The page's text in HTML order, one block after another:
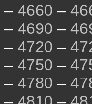
– 4660 –
– 4690 –
– 4720 –
– 4750 –
– 4780 –